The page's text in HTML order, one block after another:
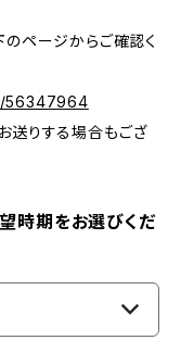
のページからご確認く
56347964
送りする場合もござ
時期をお選びくだ